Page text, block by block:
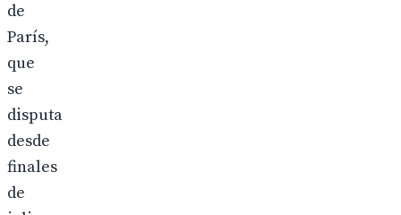
de
París,
que
se
disputa
desde
finales
de